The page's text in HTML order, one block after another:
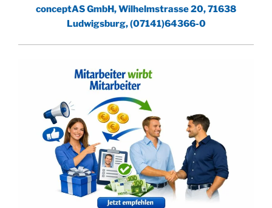
conceptAS GmbH, Wilhelmstrasse 20, 71638
Ludwigsburg, (07141)64366-0